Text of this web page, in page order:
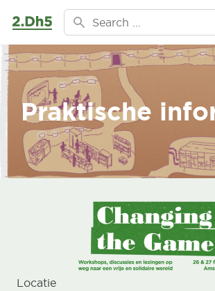
Ga naar de inhoud
Search for:
Praktische
Locatie